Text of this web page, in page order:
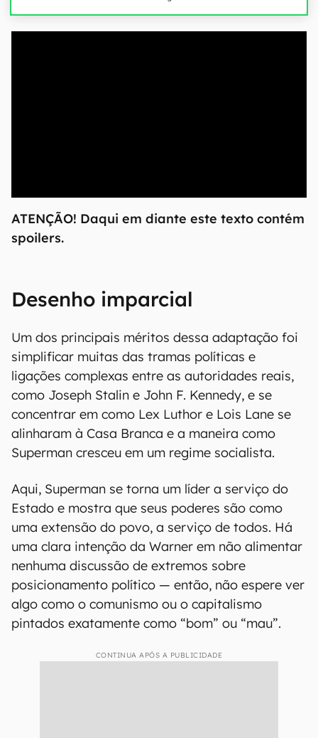
ATENÇÃO! Daqui em diante este texto contém
spoilers.
Desenho imparcial
Um dos principais méritos dessa adaptação foi
simplificar muitas das tramas políticas e
ligações complexas entre as autoridades reais,
como Joseph Stalin e John F. Kennedy, e se
concentrar em como Lex Luthor e Lois Lane se
alinharam à Casa Branca e a maneira como
Superman cresceu em um regime socialista.
Aqui, Superman se torna um líder a serviço do
Estado e mostra que seus poderes são como
uma extensão do povo, a serviço de todos. Há
uma clara intenção da Warner em não alimentar
nenhuma discussão de extremos sobre
posicionamento político — então, não espere ver
algo como o comunismo ou o capitalismo
pintados exatamente como “bom” ou “mau”.
CONTINUA APÓS A PUBLICIDADE